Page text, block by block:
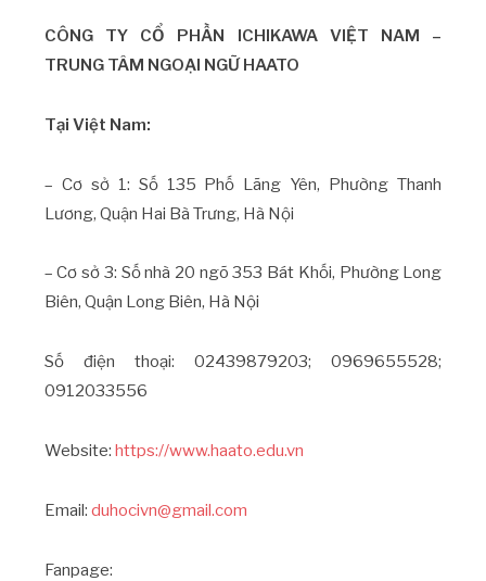
CÔNG TY CỔ PHẦN ICHIKAWA VIỆT NAM –
TRUNG TÂM NGOẠI NGỮ HAATO
Tại Việt Nam:
– Cơ sở 1: Số 135 Phố Lãng Yên, Phường Thanh
Lương, Quận Hai Bà Trưng, Hà Nội
– Cơ sở 3: Số nhà 20 ngõ 353 Bát Khối, Phường Long
Biên, Quận Long Biên, Hà Nội
Số điện thoại: 02439879203; 0969655528;
0912033556
Website: https://www.haato.edu.vn
Email: duhocivn@gmail.com
Fanpage: